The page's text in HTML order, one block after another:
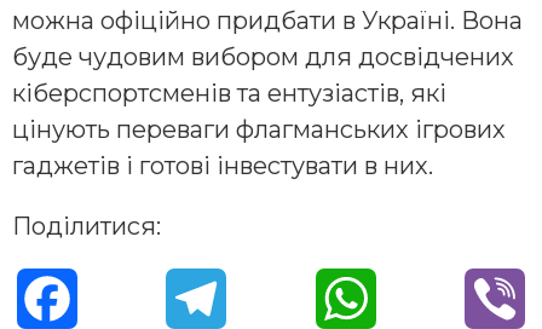
можна офіційно придбати в Україні. Вона
буде чудовим вибором для досвідчених
кіберспортсменів та ентузіастів, які
цінують переваги флагманських ігрових
гаджетів і готові інвестувати в них.
Поділитися: